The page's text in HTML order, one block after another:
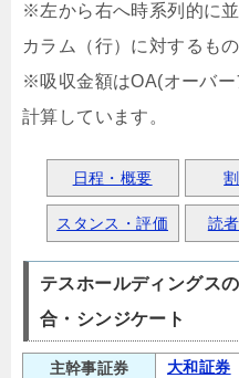
※左から右へ時系列的に
カラム（行）に対するもの
※吸収金額はOA(オーバ
計算しています。
日程・概要
スタンス・評価 読
テスホールディングス
合・シンジケート
主幹事証券
大和証券